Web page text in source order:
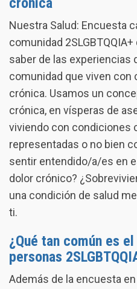
Nuestra Salud: Encuesta
comunidad
saber de las experiencias
comunidad que viven con
crónica. Usamos un
crónica, en vísperas de
viviendo con condiciones
representadas o no bien
sentir entendido/a/es en
dolor crónico?
una condición de salud
ti.
¿Qué tan común es
personas
Además de la encuesta